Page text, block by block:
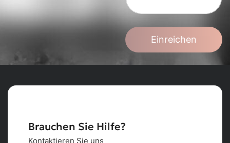
Einreichen
Brauchen Sie Hilfe?
Kontaktieren Sie uns